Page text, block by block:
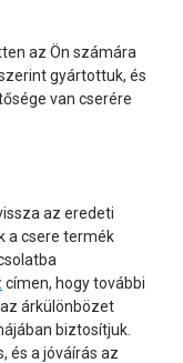
az Ön számára
gyártottuk, és
van cserére
az eredeti
a csere termék
címen, hogy további
árkülönbözet
biztosítjuk.
és a jóváírás az